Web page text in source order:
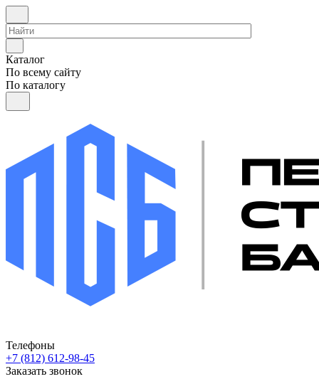
Каталог
По всему сайту
По каталогу
Телефоны
+7 (812) 612-98-45
Заказать звонок